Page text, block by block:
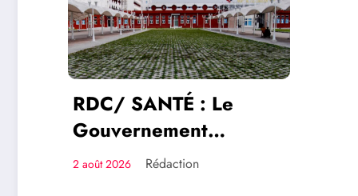
RDC/ SANTÉ : Le
Gouvernement
transforme l’Hôpital du
2 août 2026 Rédaction